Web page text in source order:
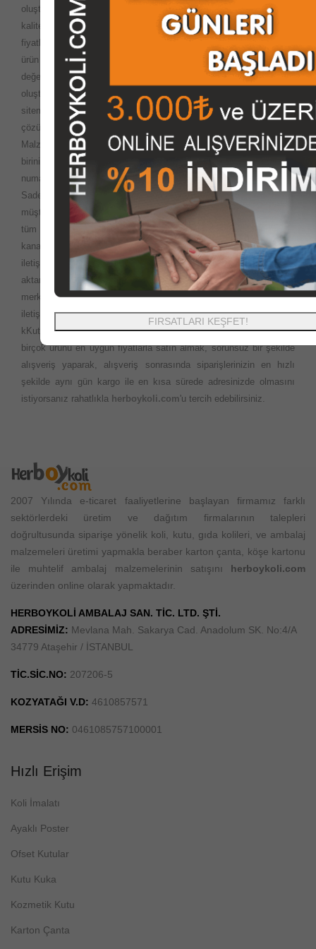
oluşturabilirsiniz.
olarak tüm kullanıcılarımıza en
kaliteli ürün güvenli alışveriş ortamı ve hizmeti mümkün olan en iyi
fiyatlarla ve en hızlı şekilde sunmaya çalışmaktayız. Çok geniş
ürün yelpazasi en uygun fiyatlar ve farklı ödeme seçenekleri ile siz
değerli müşterilerimize hizmet sunmak için çalışıyoruz. Siparişini
oluşturmaya zaman bulamayan veya benzeri sebepler ile
sitemizde siparişlerini tamamlayamayan müşterilerimiz içinde
çözüm buluyoruz. Web sitemizde bulunan Kutu, Koli, Ambalaj
Malzemeleri, Baskılı & Baskız Kutu Tipleri vb. birçok ürünlerden
birini veya birkaçını seçtikten sonra, Bize
0216 661 66 66
numaramızdan ulaşarak hızlıca siparişlerinizi ulaştırabiliriz.
Sadece sipariş işlemi sırasında değil sipariş öncesi ve sonrasında
müşteri memnuniyetini %100 en üst seviye de tutmak için gereken
tüm işlemleri yapmak için çaba harcıyoruz.. Tüm sosyal medya
kanallarımızda müşteri desteği vererek tüm soru ve öneriler için
iletişimde kalmaya güncel bilgileri daima müşterilerimize
aktarmaya çalışıyoruz. Böylelikle müşterilerilerimiz sadece çağrı
merkezimiz aracılığı ile bize ulaşmak zorunda kalmıyor ve anlık
iletişim olanağını da kullanarak işini kolayşatırmış olacaktır. Siz de
kKutu, Koli, Ambalaj Malzemeleri, Baskılı & Baskız Kutu Tipleri ve
birçok ürünü en uygun fiyatlarla satın almak, sorunsuz bir şekilde
alışveriş yaparak, alışveriş sonrasında siparişlerinizin en hızlı
şekilde aynı gün kargo ile en kısa sürede adresinizde olmasını
istiyorsanız rahatlıkla herboykoli.com'u tercih edebilirsiniz.
2007 Yılında e-ticaret faaliyetlerine başlayan firmamız farklı
sektörlerdeki üretim ve dağıtım firmalarının talepleri
doğrultusunda siparişe yönelik koli, kutu, gıda kolileri, ve ambalaj
malzemeleri üretimi yapmakla beraber karton çanta, köşe kartonu
ile muhtelif ambalaj malzemelerinin satışını herboykoli.com
üzerinden online olarak yapmaktadır.
HERBOYKOLİ AMBALAJ SAN. TİC. LTD. ŞTİ.
ADRESİMİZ: Mevlana Mah. Sakarya Cad. Anadolum SK. No:4/A
34779 Ataşehir / İSTANBUL
TİC.SİC.NO: 207206-5
KOZYATAĞI V.D: 4610857571
MERSİS NO: 0461085757100001
Hızlı Erişim
Koli İmalatı
Ayaklı Poster
Ofset Kutular
Kutu Kuka
Kozmetik Kutu
Karton Çanta
FIRSATLARI KEŞFET!